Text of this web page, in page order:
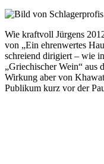
Wie kraftvoll Jürgens
von „Ein ehrenwertes
schreiend dirigiert – wie
„Griechischer Wein“ aus
Wirkung aber von
Publikum kurz vor der